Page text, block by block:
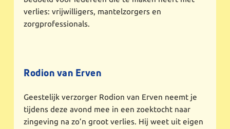
verlies: vrijwilligers, mantelzorgers en
zorgprofessionals.
Rodion van Erven
Geestelijk verzorger Rodion van Erven neemt je
tijdens deze avond mee in een zoektocht naar
zingeving na zo’n groot verlies. Hij weet uit eigen